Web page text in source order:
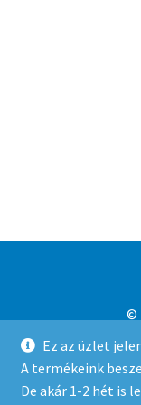
Ez az üzlet
A termékeink
De akár 1-2 hét is
©